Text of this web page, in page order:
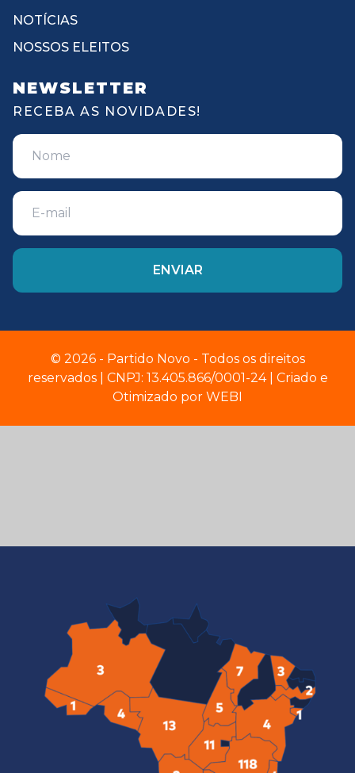
NOTÍCIAS
NOSSOS ELEITOS
NEWSLETTER
RECEBA AS NOVIDADES!
© 2026 - Partido Novo - Todos os direitos
reservados | CNPJ: 13.405.866/0001-24 | Criado e
Otimizado por WEBI